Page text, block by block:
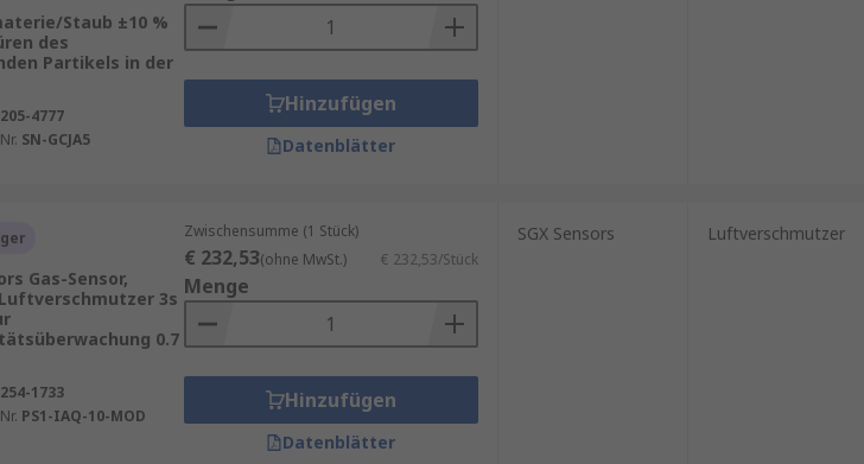
Staub ±10 %
des
Partikels in der
205-4777
SN-GCJA5
Hinzufügen
Datenblätter
Gas-Sensor,
3s
0.7
254-1733
PS1-IAQ-10-MOD
Zwischensumme (1 Stück)
€ 232,53(ohne MwSt.) € 232,53/Stück
Menge
Hinzufügen
Datenblätter
SGX Sensors Luftverschmutzer